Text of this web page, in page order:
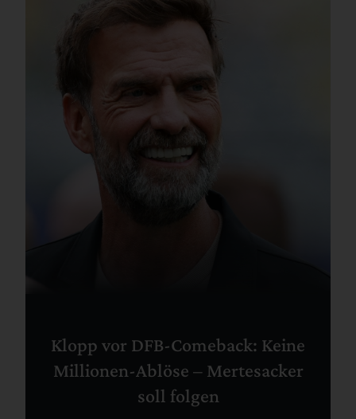
Klopp vor DFB-Comeback: Keine
Millionen-Ablöse – Mertesacker
soll folgen